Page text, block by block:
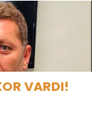
VARDI!